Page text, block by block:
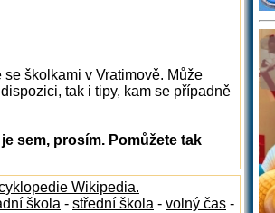
školkami v Vratimově. Může
tak i tipy, kam se případně
sem, prosím. Pomůžete tak
Wikipedia.
škola - střední škola - volný čas -